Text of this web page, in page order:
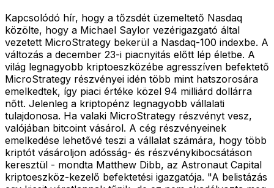
Kapcsolódó hír, hogy a tőzsdét üzemeltető Nasdaq
közölte, hogy a Michael Saylor vezérigazgató által
vezetett MicroStrategy bekerül a Nasdaq-100 indexbe. A
változás a december 23-i piacnyitás előtt lép életbe. A
világ legnagyobb kriptoeszközébe agresszíven befektető
MicroStrategy részvényei idén több mint hatszorosára
emelkedtek, így piaci értéke közel 94 milliárd dollárra
nőtt. Jelenleg a kriptopénz legnagyobb vállalati
tulajdonosa. Ha valaki MicroStrategy részvényt vesz,
valójában bitcoint vásárol. A cég részvényeinek
emelkedése lehetővé teszi a vállalat számára, hogy több
kriptót vásároljon adósság- és részvénykibocsátáson
keresztül - mondta Matthew Dibb, az Astronaut Capital
kriptoeszköz-kezelő befektetési igazgatója. "A belistázás